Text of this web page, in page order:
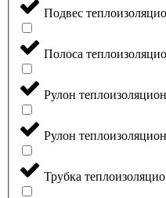
Подвес
Полоса
Рулон
Рулон
Трубка